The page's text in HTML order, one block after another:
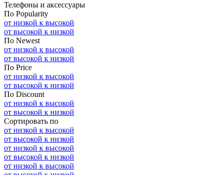
Телефоны и аксессуары
По Popularity
от низкой к высокой
от высокой к низкой
По Newest
от низкой к высокой
от высокой к низкой
По Price
от низкой к высокой
от высокой к низкой
По Discount
от низкой к высокой
от высокой к низкой
Сортировать по
от низкой к высокой
от высокой к низкой
от низкой к высокой
от высокой к низкой
от низкой к высокой